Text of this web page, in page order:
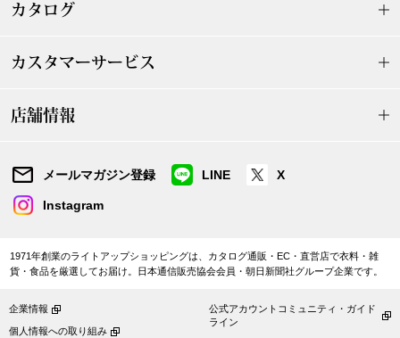
Salon de GRANDGRIS
ランド
ール／酒
BOGARD
BOGARD July
カタログ
カスタマーサービス
店舗情報
メールマガジン登録 LINE X
Instagram
1971年創業のライトアップショッピングは、カタログ通販・EC・直営店で衣料・雑
貨・食品を厳選してお届け。日本通信販売協会会員・朝日新聞社グループ企業です。
企業情報
個人情報への取り組み
公式アカウントコミュニティ・ガイド
ライン